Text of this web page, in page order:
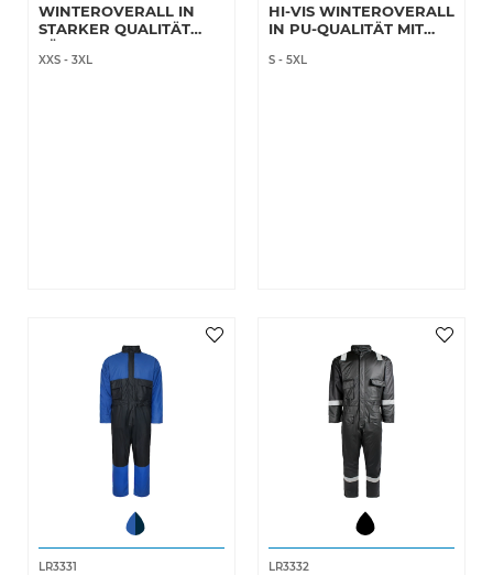
WINTEROVERALL IN
STARKER QUALITÄT
FÜR DAMEN
XXS - 3XL
HI-VIS WINTEROVERALL
IN PU-QUALITÄT MIT
S - 5XL
LR3331 LR3332